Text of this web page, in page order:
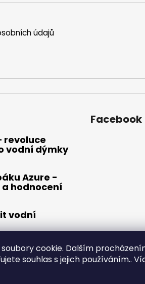
cookie. Dalším
souhlas s jejich používáním..
údajů
revoluce
vodní dýmky
Azure -
hodnocení
vodní
Facebook